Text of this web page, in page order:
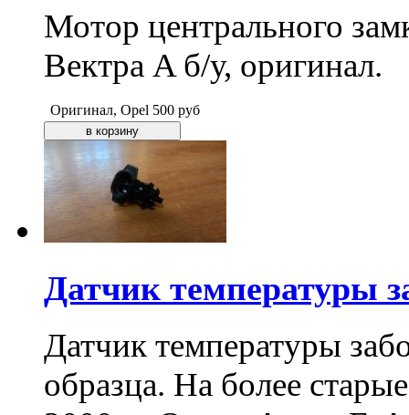
Мотор центрального
Вектра A б/у, оригинал.
Оригинал, Opel 500 руб
Датчик температуры
Датчик температуры
образца. На более